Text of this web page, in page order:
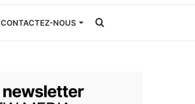
CONTACTEZ-NOUS Rechercher